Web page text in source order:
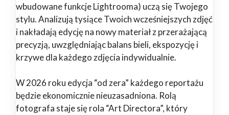
wbudowane funkcje Lightrooma) uczą się Twojego
stylu. Analizują tysiące Twoich wcześniejszych zdjęć
i nakładają edycję na nowy materiał z przerażającą
precyzją, uwzględniając balans bieli, ekspozycję i
krzywe dla każdego zdjęcia indywidualnie.
W 2026 roku edycja “od zera” każdego reportażu
będzie ekonomicznie nieuzasadniona. Rolą
fotografa staje się rola “Art Directora”, który